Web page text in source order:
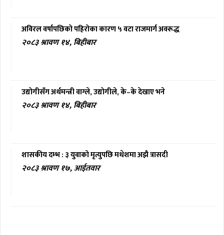
अविरल वर्षापछिको पहिरोका कारण ५ वटा राजमार्ग अवरूद्ध
२०८३ श्रावण १४, बिहीबार
उद्योगीसँग अर्थमन्त्री वाग्ले, उद्योगीले, के–के देखाए भने
२०८३ श्रावण १४, बिहीबार
शासकीय दम्भ : ३ युवाको मृत्युपछि मधेशमा अझै त्रासदी
२०८३ श्रावण १७, आईतवार